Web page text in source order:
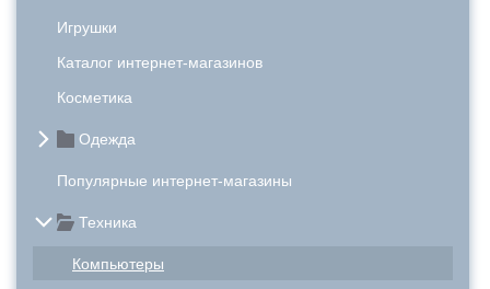
Игрушки
Каталог интернет-магазинов
Косметика
Одежда
Популярные интернет-магазины
Техника
Компьютеры